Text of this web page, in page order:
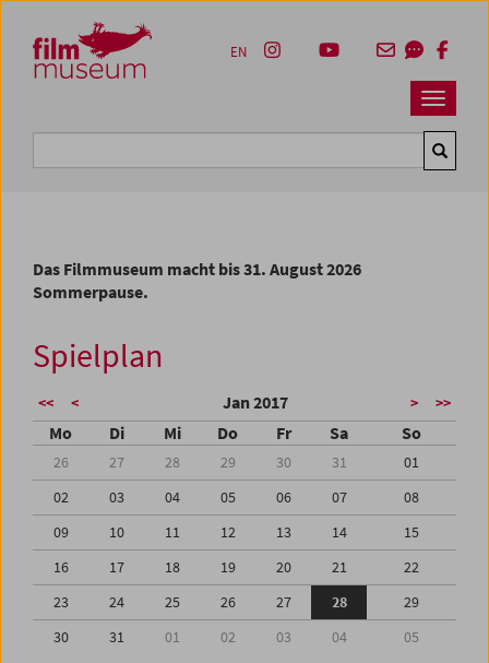
Zum Inhalt
Zum Hauptmenü
Zur Servicenavigation
Zum Suche
Navbar
EN
Das Filmmuseum macht bis 31. August 2026
Sommerpause.
Spielplan
<< < Jan 2017 > >>
Mo Di Mi Do Fr Sa So
26 27 28 29 30 31
01
02
03 04 05 06 07
08
09
10 11 12 13 14
15
16
17 18 19 20 21
22
23
24 25 26 27 28
29
30
31 01 02 03 04 05